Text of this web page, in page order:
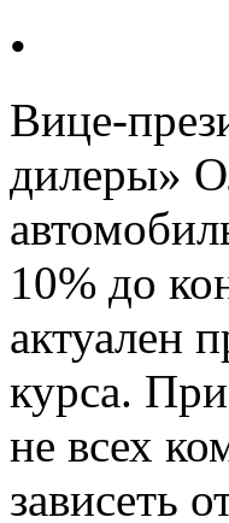
•
Вице-
дилеры»
10% до
актуален
курса.
не всех
зависеть